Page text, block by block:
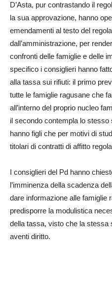
D’Asta, pur contrastando il
la sua approvazione, hanno
emendamenti al testo del
dall’amministrazione, per
confronti delle famiglie e delle
specifico i consiglieri hanno
alla tassa sui rifiuti: il primo
tutte le famiglie ragusane che
all’interno del proprio nucleo
il secondo contempla lo
hanno figli che per motivi di
titolari di contratti di affitto
I consiglieri del Pd hanno
l’imminenza della scadenza
dare informazione alle famiglie
predisporre la modulistica
della tassa, visto che la stessa
aventi diritto.